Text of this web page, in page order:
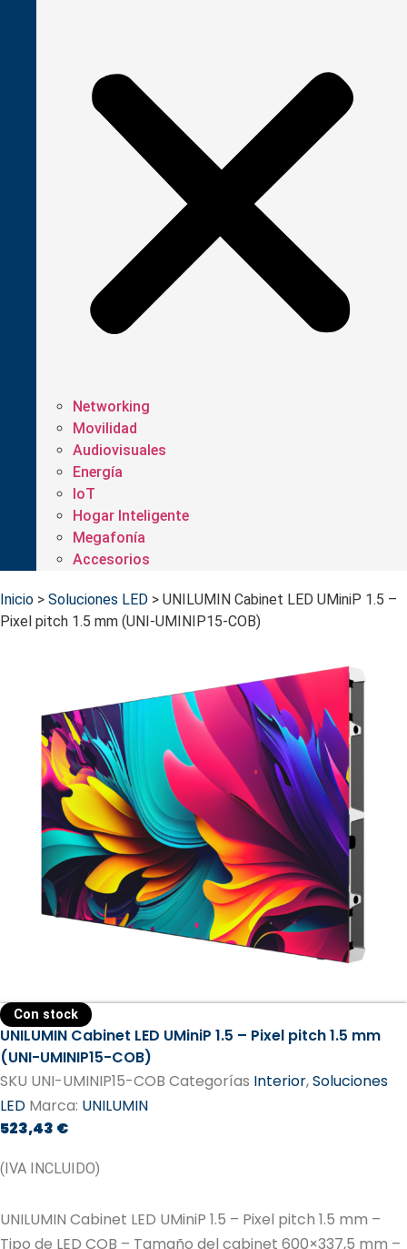
Networking
Movilidad
Audiovisuales
Energía
IoT
Hogar Inteligente
Megafonía
Accesorios
Inicio > Soluciones LED > UNILUMIN Cabinet LED UMiniP 1.5 –
Pixel pitch 1.5 mm (UNI-UMINIP15-COB)
Con stock
UNILUMIN Cabinet LED UMiniP 1.5 – Pixel pitch 1.5 mm
(UNI-UMINIP15-COB)
SKU UNI-UMINIP15-COB Categorías Interior,Soluciones
LED Marca: UNILUMIN
523,43 €
(IVA INCLUIDO)
UNILUMIN Cabinet LED UMiniP 1.5 – Pixel pitch 1.5 mm –
Tipo de LED COB – Tamaño del cabinet 600×337,5 mm –